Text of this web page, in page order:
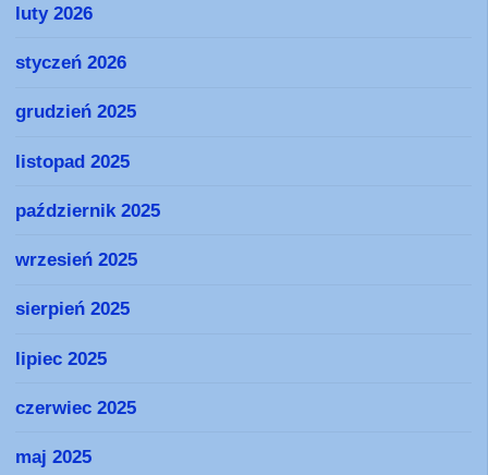
luty 2026
styczeń 2026
grudzień 2025
listopad 2025
październik 2025
wrzesień 2025
sierpień 2025
lipiec 2025
czerwiec 2025
maj 2025